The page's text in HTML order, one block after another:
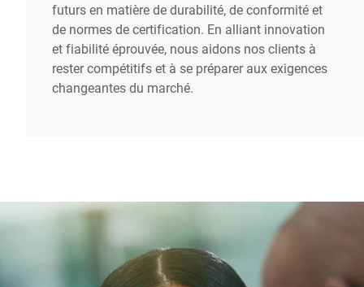
futurs en matière de durabilité, de conformité et
de normes de certification. En alliant innovation
et fiabilité éprouvée, nous aidons nos clients à
rester compétitifs et à se préparer aux exigences
changeantes du marché.